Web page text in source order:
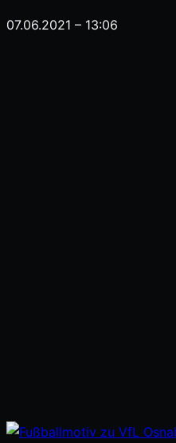
07.06.2021 – 13:06